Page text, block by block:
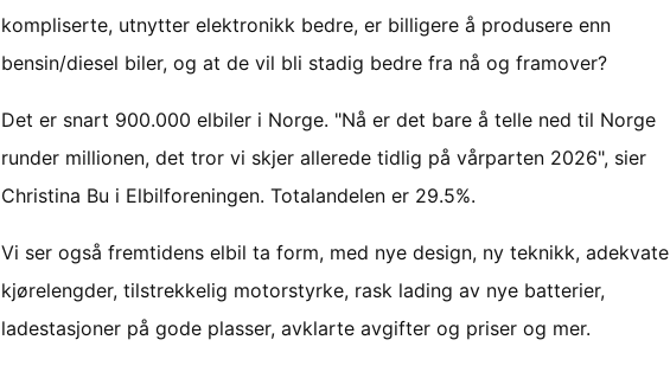
kompliserte, utnytter elektronikk bedre, er billigere å produsere enn
bensin/diesel biler, og at de vil bli stadig bedre fra nå og framover?
Det er snart 900.000 elbiler i Norge. "Nå er det bare å telle ned til Norge
runder millionen, det tror vi skjer allerede tidlig på vårparten 2026", sier
Christina Bu i Elbilforeningen. Totalandelen er 29.5%.
Vi ser også fremtidens elbil ta form, med nye design, ny teknikk, adekvate
kjørelengder, tilstrekkelig motorstyrke, rask lading av nye batterier,
ladestasjoner på gode plasser, avklarte avgifter og priser og mer.